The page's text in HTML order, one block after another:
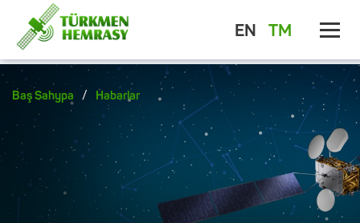
EN TM
Baş Sahypa / Habarlar